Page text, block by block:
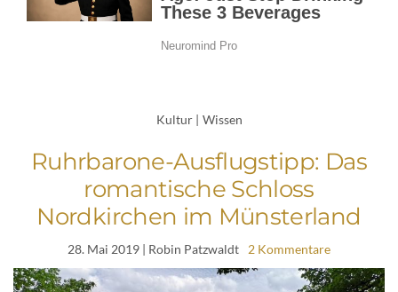
Kultur Wissen
Ruhrbarone-Ausflugstipp: Das
romantische Schloss
Nordkirchen im Münsterland
28. Mai 2019 | Robin Patzwaldt 2 Kommentare